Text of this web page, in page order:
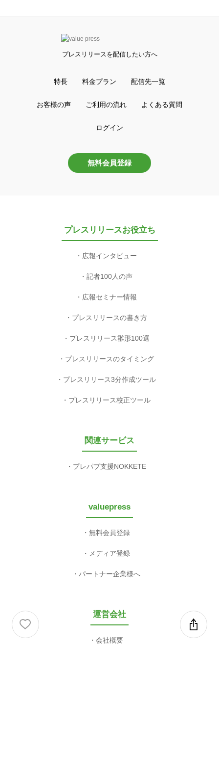
プレスリリースを配信したい方へ
特長 料金プラン 配信先一覧
お客様の声 ご利用の流れ よくある質問
ログイン
無料会員登録
プレスリリースお役立ち
広報インタビュー
記者100人の声
広報セミナー情報
プレスリリースの書き方
プレスリリース雛形100選
プレスリリースのタイミング
プレスリリース3分作成ツール
プレスリリース校正ツール
関連サービス
プレパブ支援NOKKETE
valuepress
無料会員登録
メディア登録
パートナー企業様へ
運営会社
会社概要